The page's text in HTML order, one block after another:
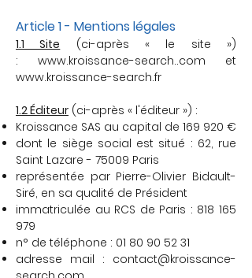
Article 1 - Mentions légales
1.1 Site
(ci-après « le site »)
: www.kroissance-search..com et
www.kroissance-search.fr
1.2 Éditeur (ci-après « l'éditeur ») :
Kroissance SAS au capital de 169 920 €
dont le siège social est situé : 62, rue
Saint Lazare - 75009 Paris
représentée par Pierre-Olivier Bidault-
Siré, en sa qualité de Président
immatriculée au RCS de Paris : 818 165
979
n° de téléphone : 01 80 90 52 31
adresse mail : contact@kroissance-